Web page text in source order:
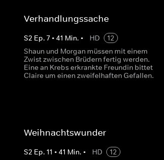
Verhandlungssache
S2 Ep. 7• 41 Min. • HD
12
Shaun und Morgan müssen mit einem
Zwist zwischen Brüdern fertig werden.
Eine an Krebs erkrankte Freundin bittet
Claire um einen zweifelhaften Gefallen.
Weihnachtswunder
S2 Ep. 11 • 41 Min. • HD
12